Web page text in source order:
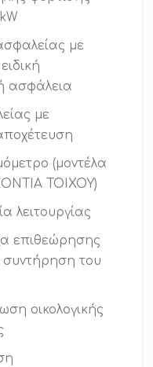
με
ασφάλεια
με
(μοντέλα
ΤΟΙΧΟΥ)
λειτουργίας
επιθεώρησης
συντήρηση του
οικολογικής